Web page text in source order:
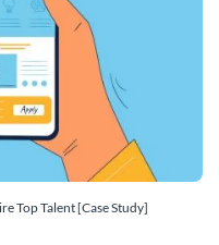
Top Talent [Case Study]